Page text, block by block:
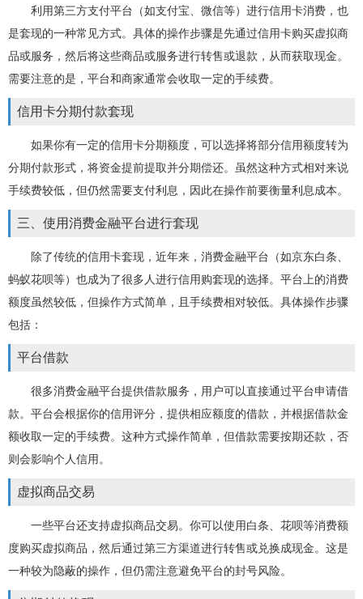
利用第三方支付平台（如支付宝、微信等）进行信用卡消费，也
是套现的一种常见方式。具体的操作步骤是先通过信用卡购买虚拟商
品或服务，然后将这些商品或服务进行转售或退款，从而获取现金。
需要注意的是，平台和商家通常会收取一定的手续费。
信用卡分期付款套现
如果你有一定的信用卡分期额度，可以选择将部分信用额度转为
分期付款形式，将资金提前提取并分期偿还。虽然这种方式相对来说
手续费较低，但仍然需要支付利息，因此在操作前要衡量利息成本。
三、使用消费金融平台进行套现
除了传统的信用卡套现，近年来，消费金融平台（如京东白条、
蚂蚁花呗等）也成为了很多人进行信用购套现的选择。平台上的消费
额度虽然较低，但操作方式简单，且手续费相对较低。具体操作步骤
包括：
平台借款
很多消费金融平台提供借款服务，用户可以直接通过平台申请借
款。平台会根据你的信用评分，提供相应额度的借款，并根据借款金
额收取一定的手续费。这种方式操作简单，但借款需要按期还款，否
则会影响个人信用。
虚拟商品交易
一些平台还支持虚拟商品交易。你可以使用白条、花呗等消费额
度购买虚拟商品，然后通过第三方渠道进行转售或兑换成现金。这是
一种较为隐蔽的操作，但仍需注意避免平台的封号风险。